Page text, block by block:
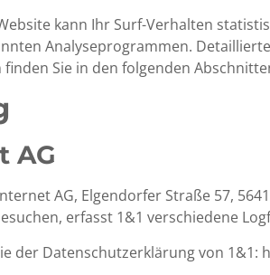
kann Ihr Surf-Verhalten
Analyseprogrammen.
Sie in den folgenden
AG
AG, Elgendorfer Straße 57,
erfasst 1&1 verschiedene
der Datenschutzerklärung von 1&1: